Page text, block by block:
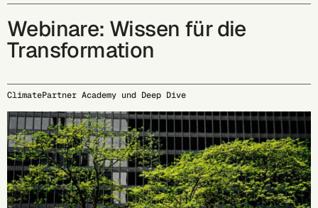
Webinare: Wissen für die
Transformation
ClimatePartner Academy und Deep Dive
17.09.